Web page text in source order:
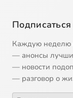
Каждую неделю
— анонсы
— новости
— разговор о